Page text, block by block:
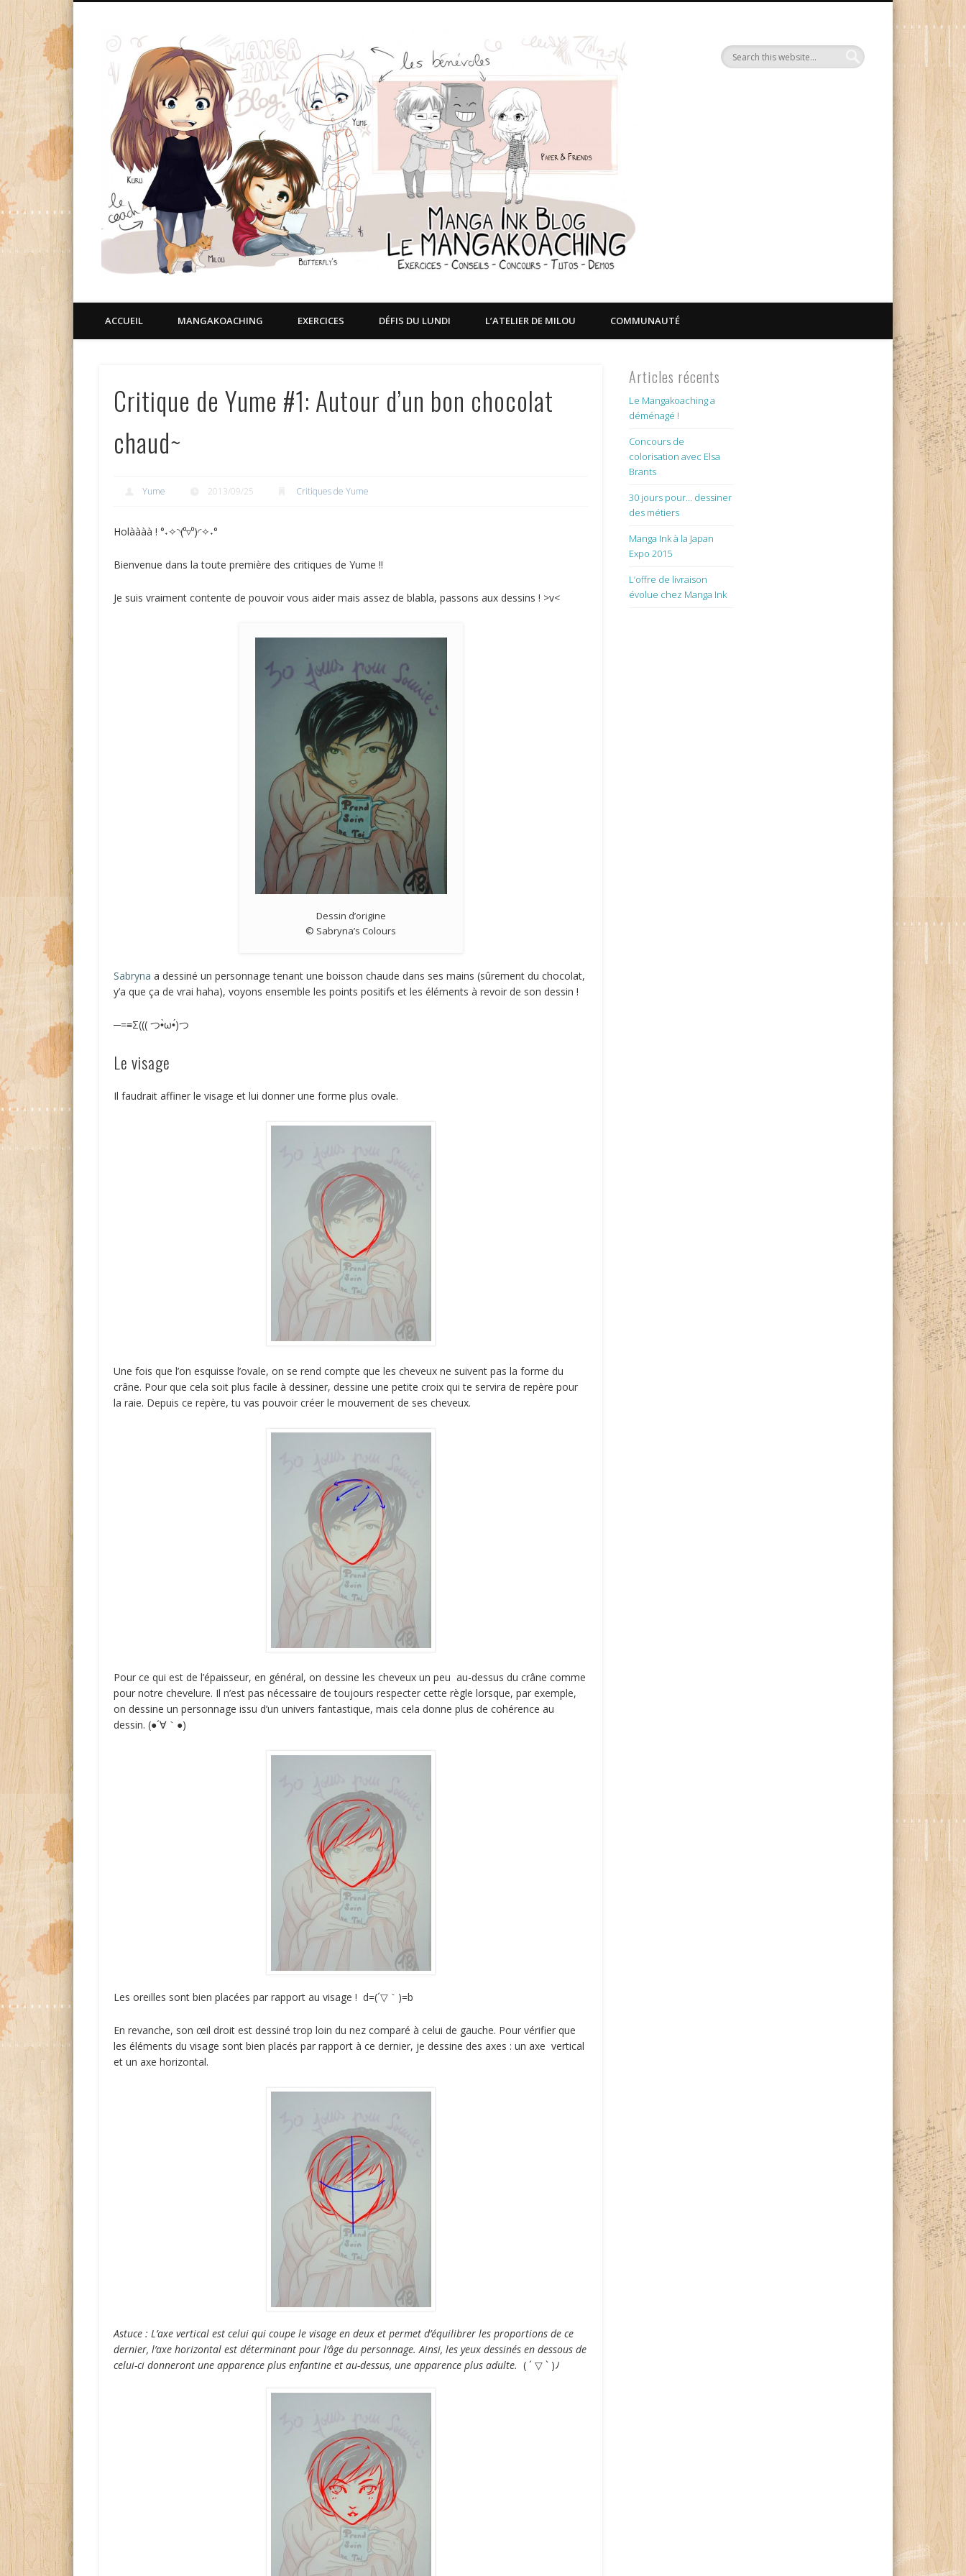
Le Blog Manga Ink
ACCUEIL MANGAKOACHING EXERCICES DÉFIS DU LUNDI L’ATELIER DE MILOU COMMUNAUTÉ
Critique de Yume #1: Autour d’un bon chocolat
chaud~
Yume 2013/09/25 Critiques de Yume
Holàààà ! °˖✧◝(⁰▿⁰)◜✧˖°
Bienvenue dans la toute première des critiques de Yume !!
Je suis vraiment contente de pouvoir vous aider mais assez de blabla, passons aux dessins ! >v<
Dessin d’origine
© Sabryna’s Colours
Sabryna a dessiné un personnage tenant une boisson chaude dans ses mains (sûrement du chocolat,
y’a que ça de vrai haha), voyons ensemble les points positifs et les éléments à revoir de son dessin !
─=≡Σ((( つ•̀ω•́)つ
Le visage
Il faudrait affiner le visage et lui donner une forme plus ovale.
Une fois que l’on esquisse l’ovale, on se rend compte que les cheveux ne suivent pas la forme du
crâne. Pour que cela soit plus facile à dessiner, dessine une petite croix qui te servira de repère pour
la raie. Depuis ce repère, tu vas pouvoir créer le mouvement de ses cheveux.
Pour ce qui est de l’épaisseur, en général, on dessine les cheveux un peu au-dessus du crâne comme
pour notre chevelure. Il n’est pas nécessaire de toujours respecter cette règle lorsque, par exemple,
on dessine un personnage issu d’un univers fantastique, mais cela donne plus de cohérence au
dessin. (●´∀｀●)
Les oreilles sont bien placées par rapport au visage ! d=(´▽｀)=b
En revanche, son œil droit est dessiné trop loin du nez comparé à celui de gauche. Pour vérifier que
les éléments du visage sont bien placés par rapport à ce dernier, je dessine des axes : un axe vertical
et un axe horizontal.
Astuce : L’axe vertical est celui qui coupe le visage en deux et permet d’équilibrer les proportions de ce
dernier, l’axe horizontal est déterminant pour l’âge du personnage. Ainsi, les yeux dessinés en dessous de
celui-ci donneront une apparence plus enfantine et au-dessus, une apparence plus adulte. ( ´ ▽ ` )ﾉ
Articles récents
Le Mangakoaching a
déménagé !
Concours de
colorisation avec Elsa
Brants
30 jours pour… dessiner
des métiers
Manga Ink à la Japan
Expo 2015
L’offre de livraison
évolue chez Manga Ink